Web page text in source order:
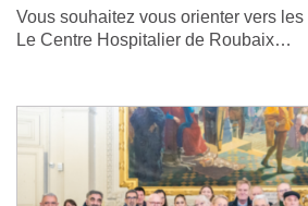
Vous souhaitez vous orienter vers
Le Centre Hospitalier de Roubaix…